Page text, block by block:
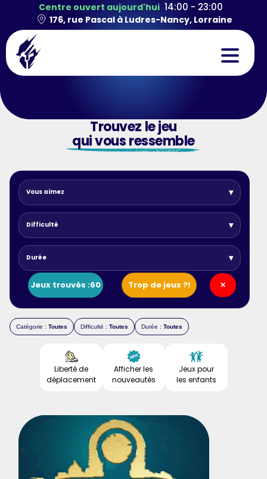
Centre ouvert aujourd'hui 14:00 - 23:00
176, rue Pascal à Ludres-Nancy, Lorraine
ANNIVERSAIRES
CONTACT
Trouvez le jeu
qui vous ressemble
Vous aimez
Difficulté
Durée
Jeux trouvés :60 Trop de jeux ?! ✕
Catégorie : Toutes Difficulté : Toutes Durée : Toutes
Liberté de
déplacement
Afficher les
nouveautés
Jeux pour
les enfants